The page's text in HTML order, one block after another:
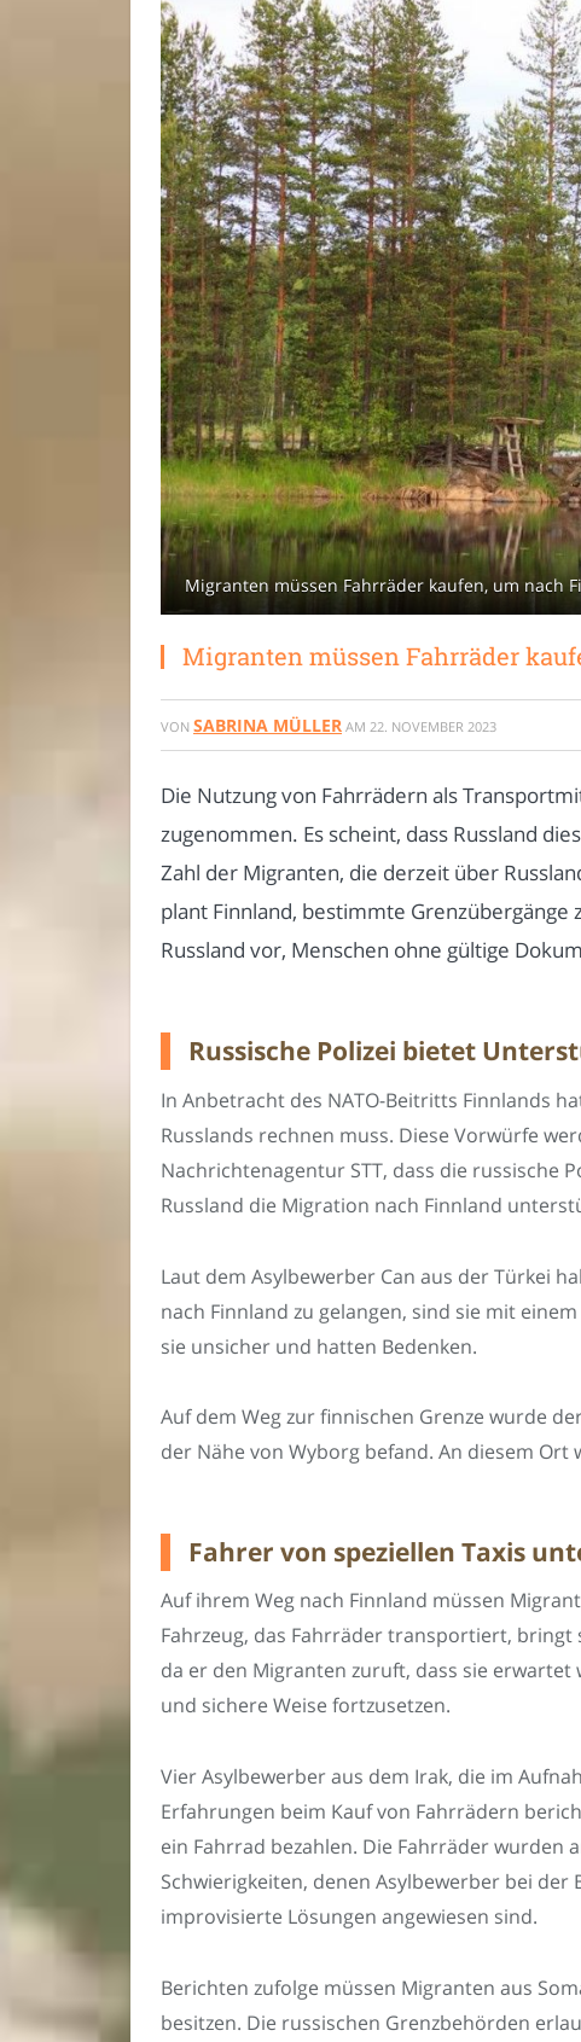
Migranten müssen Fahrräder kaufen, um nach
Migranten müssen Fahrräder
VON SABRINA MÜLLER AM 22. NOVEMBER 2023
Die Nutzung von Fahrrädern als
zugenommen. Es scheint, dass Russland
Zahl der Migranten, die derzeit über
plant Finnland, bestimmte
Russland vor, Menschen ohne gültige
Russische Polizei bietet
In Anbetracht des NATO-Beitritts Finnlands
Russlands rechnen muss. Diese Vorwürfe
Nachrichtenagentur STT, dass die russische
Russland die Migration nach Finnland
Laut dem Asylbewerber Can aus der Türkei
nach Finnland zu gelangen, sind sie mit
sie unsicher und hatten Bedenken.
Auf dem Weg zur finnischen Grenze wurde
der Nähe von Wyborg befand. An diesem
Fahrer von speziellen Taxis
Auf ihrem Weg nach Finnland müssen
Fahrzeug, das Fahrräder transportiert,
da er den Migranten zuruft, dass sie
und sichere Weise fortzusetzen.
Vier Asylbewerber aus dem Irak, die im
Erfahrungen beim Kauf von Fahrrädern
ein Fahrrad bezahlen. Die Fahrräder
Schwierigkeiten, denen Asylbewerber bei
improvisierte Lösungen angewiesen sind.
Berichten zufolge müssen Migranten aus
besitzen. Die russischen Grenzbehörden